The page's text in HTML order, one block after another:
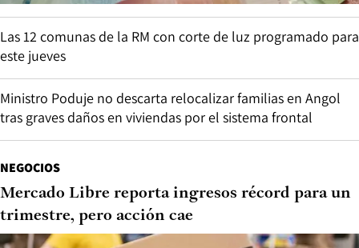
Las 12 comunas de la RM con corte de luz programado para
este jueves
Ministro Poduje no descarta relocalizar familias en Angol
tras graves daños en viviendas por el sistema frontal
NEGOCIOS
Mercado Libre reporta ingresos récord para un
trimestre, pero acción cae